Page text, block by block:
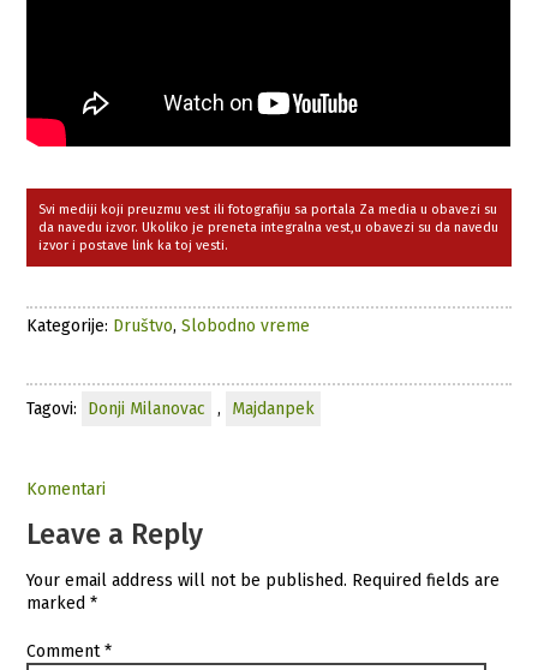
Svi mediji koji preuzmu vest ili fotografiju sa portala Za media u obavezi su
da navedu izvor. Ukoliko je preneta integralna vest,u obavezi su da navedu
izvor i postave link ka toj vesti.
Kategorije: Društvo,Slobodno vreme
Tagovi: Donji Milanovac , Majdanpek
Komentari
Leave a Reply
Your email address will not be published. Required fields are
marked*
Comment*